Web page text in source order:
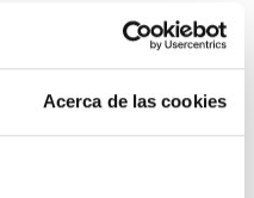
Acerca de las cookies
años, el comprador
o si pertenece a un
se amplía en